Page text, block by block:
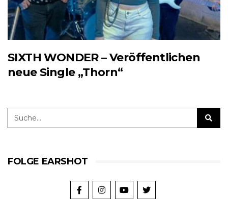
SIXTH WONDER – Veröffentlichen
neue Single „Thorn“
FOLGE EARSHOT